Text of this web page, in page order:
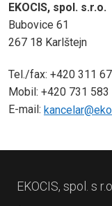
EKOCIS, spol. s.r.o.
Bubovice 61
267 18 Karlštejn
Tel./fax: +420 311
Mobil: +420 731 583
E-mail:
EKOCIS, spol. s